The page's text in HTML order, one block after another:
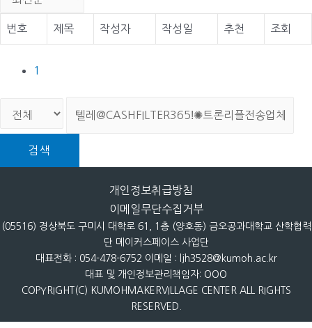
번호 제목 작성자 작성일 추천 조회
1
검색
개인정보취급방침
이메일무단수집거부
(05516) 경상북도 구미시 대학로 61, 1층 (양호동) 금오공과대학교 산학협력
단 메이커스페이스 사업단
대표전화 : 054-478-6752 이메일 : ljh3528@kumoh.ac.kr
대표 및 개인정보관리책임자: OOO
COPYRIGHT(C) KUMOHMAKERVILLAGE CENTER ALL RIGHTS
RESERVED.